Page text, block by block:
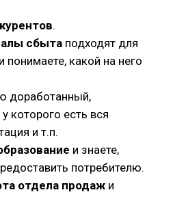
.
сбыта подходят для
понимаете, какой на него
доработанный,
у которого есть вся
и т.п.
и знаете,
потребителю.
отдела продаж и